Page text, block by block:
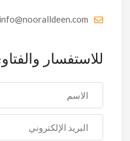
info@nooralldeen.com
للاستفسار